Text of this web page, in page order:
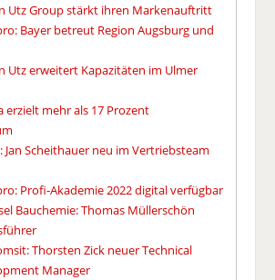
Utz Group stärkt ihren Markenauftritt
Bayer betreut Region Augsburg und
Utz erweitert Kapazitäten im Ulmer
erzielt mehr als 17 Prozent
Jan Scheithauer neu im Vertriebsteam
Profi-Akademie 2022 digital verfügbar
Bauchemie: Thomas Müllerschön
Thorsten Zick neuer Technical
Manager